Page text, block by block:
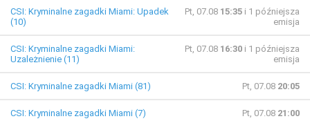
CSI: Kryminalne zagadki Miami: Upadek
(10)
Pt, 07.08 15:35 i 1 późniejsza
emisja
CSI: Kryminalne zagadki Miami:
Uzależnienie (11)
Pt, 07.08 16:30 i 1 późniejsza
emisja
CSI: Kryminalne zagadki Miami (81) Pt, 07.08 20:05
CSI: Kryminalne zagadki Miami (7) Pt, 07.08 21:00